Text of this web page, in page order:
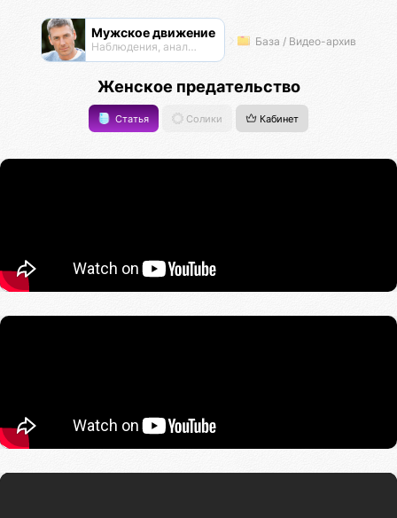
Мужское движение
Наблюдения, анализ, обсуждения База / Видео-архив
Женское предательство
Статья Солики Кабинет